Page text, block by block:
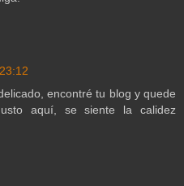
23:12
encontré tu blog y quede
aquí, se siente la calidez